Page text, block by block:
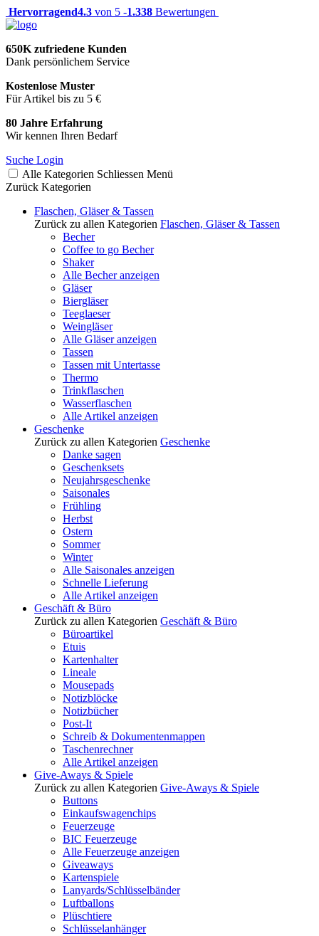
Hervorragend4.3 von 5 -1.338 Bewertungen
650K zufriedene Kunden
Dank persönlichem Service
Kostenlose Muster
Für Artikel bis zu 5 €
80 Jahre Erfahrung
Wir kennen Ihren Bedarf
Suche Login
Alle Kategorien Schliessen Menü
Zurück Kategorien
Flaschen, Gläser & Tassen
Zurück zu allen Kategorien Flaschen, Gläser & Tassen
Becher
Coffee to go Becher
Shaker
Alle Becher anzeigen
Gläser
Biergläser
Teeglaeser
Weingläser
Alle Gläser anzeigen
Tassen
Tassen mit Untertasse
Thermo
Trinkflaschen
Wasserflaschen
Alle Artikel anzeigen
Geschenke
Zurück zu allen Kategorien Geschenke
Danke sagen
Geschenksets
Neujahrsgeschenke
Saisonales
Frühling
Herbst
Ostern
Sommer
Winter
Alle Saisonales anzeigen
Schnelle Lieferung
Alle Artikel anzeigen
Geschäft & Büro
Zurück zu allen Kategorien Geschäft & Büro
Büroartikel
Etuis
Kartenhalter
Lineale
Mousepads
Notizblöcke
Notizbücher
Post-It
Schreib & Dokumentenmappen
Taschenrechner
Alle Artikel anzeigen
Give-Aways & Spiele
Zurück zu allen Kategorien Give-Aways & Spiele
Buttons
Einkaufswagenchips
Feuerzeuge
BIC Feuerzeuge
Alle Feuerzeuge anzeigen
Giveaways
Kartenspiele
Lanyards/Schlüsselbänder
Luftballons
Plüschtiere
Schlüsselanhänger